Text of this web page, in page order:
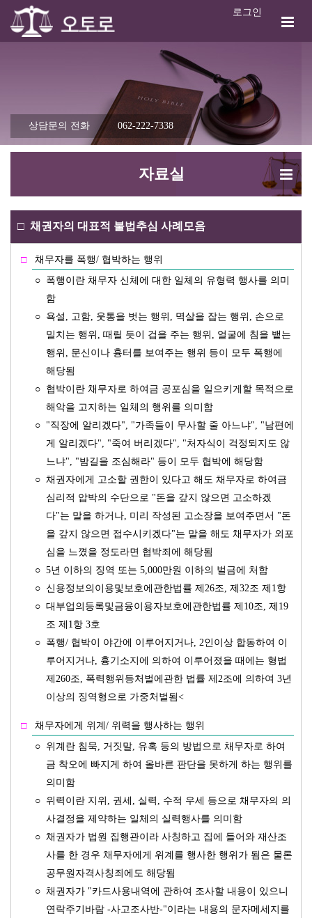
로그인
상담문의 전화 062-222-7338
자료실
□ 채권자의 대표적 불법추심 사례모음
□
채무자를 폭행/ 협박하는 행위
○ 폭행이란 채무자 신체에 대한 일체의 유형력 행사를 의미
함
○ 욕설, 고함, 웃통을 벗는 행위, 멱살을 잡는 행위, 손으로
밀치는 행위, 때릴 듯이 겁을 주는 행위, 얼굴에 침을 뱉는
행위, 문신이나 흉터를 보여주는 행위 등이 모두 폭행에
해당됨
○ 협박이란 채무자로 하여금 공포심을 일으키게할 목적으로
해악을 고지하는 일체의 행위를 의미함
○ "직장에 알리겠다", "가족들이 무사할 줄 아느냐", "남편에
게 알리겠다", "죽여 버리겠다", "처자식이 걱정되지도 않
느냐", "밤길을 조심해라" 등이 모두 협박에 해당함
○ 채권자에게 고소할 권한이 있다고 해도 채무자로 하여금
심리적 압박의 수단으로 "돈을 갚지 않으면 고소하겠
다"는 말을 하거나, 미리 작성된 고소장을 보여주면서 "돈
을 갚지 않으면 접수시키겠다"는 말을 해도 채무자가 외포
심을 느꼈을 정도라면 협박죄에 해당됨
○ 5년 이하의 징역 또는 5,000만원 이하의 벌금에 처함
○ 신용정보의이용및보호에관한법률 제26조, 제32조 제1항
○ 대부업의등록및금융이용자보호에관한법률 제10조, 제19
조 제1항 3호
○ 폭행/ 협박이 야간에 이루어지거나, 2인이상 합동하여 이
루어지거나, 흉기소지에 의하여 이루어졌을 때에는 형법
제260조, 폭력행위등처벌에관한 법률 제2조에 의하여 3년
이상의 징역형으로 가중처벌됨<
□
채무자에게 위계/ 위력을 행사하는 행위
○ 위계란 침묵, 거짓말, 유혹 등의 방법으로 채무자로 하여
금 착오에 빠지게 하여 올바른 판단을 못하게 하는 행위를
의미함
○ 위력이란 지위, 권세, 실력, 수적 우세 등으로 채무자의 의
사결정을 제약하는 일체의 실력행사를 의미함
○ 채권자가 법원 집행관이라 사칭하고 집에 들어와 재산조
사를 한 경우 채무자에게 위계를 행사한 행위가 됨은 물론
공무원자격사칭죄에도 해당됨
○ 채권자가 "카드사용내역에 관하여 조사할 내용이 있으니
연락주기바람 -사고조사반-"이라는 내용의 문자메세지를